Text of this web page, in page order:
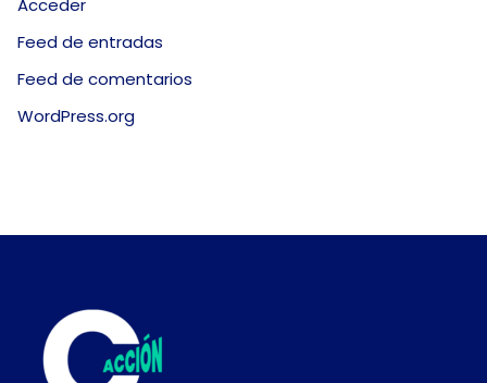
Acceder
Feed de entradas
Feed de comentarios
WordPress.org